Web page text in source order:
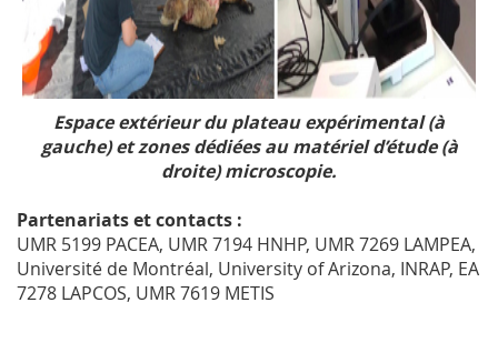
Espace extérieur du plateau expérimental (à
gauche) et zones dédiées au matériel d’étude (à
droite) microscopie.
Partenariats et contacts :
UMR 5199 PACEA, UMR 7194 HNHP, UMR 7269 LAMPEA,
Université de Montréal, University of Arizona, INRAP, EA
7278 LAPCOS, UMR 7619 METIS